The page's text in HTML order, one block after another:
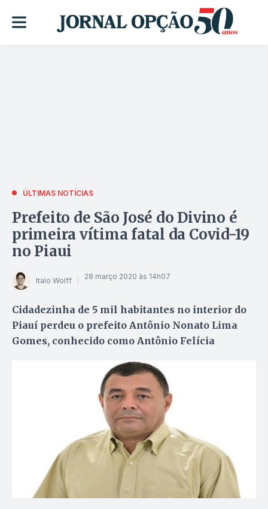
ÚLTIMAS NOTÍCIAS
Prefeito de São José do Divino é
primeira vítima fatal da Covid-19
no Piaui
Italo Wolff 28 março 2020 às 14h07
Cidadezinha de 5 mil habitantes no interior do
Piauí perdeu o prefeito Antônio Nonato Lima
Gomes, conhecido como Antônio Felícia